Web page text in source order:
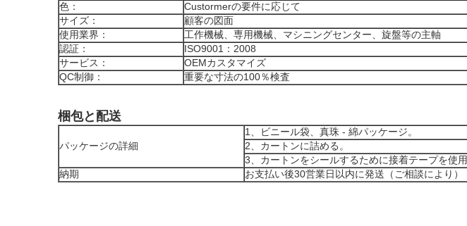
色：
Custormerの要件に応じて
サイズ：
顧客の図面
使用業界：
工作機械、専用機械、マシニングセンター、旋盤等の主軸
認証：
ISO9001：2008
サービス：
OEMカスタマイズ
QC制御：
重要な寸法の100％検査
梱包と配送
パッケージの詳細
1、ビニール袋、真珠 - 綿パッケージ。
2、カートンに詰める。
3、カートンをシールするために接着テープを使用
納期
お支払い後30営業日以内に発送（ご相談により）